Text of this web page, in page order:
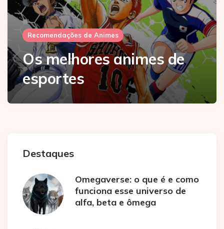
Recomendações de Animes
Os melhores animes de
esportes
Destaques
Omegaverse: o que é e como
funciona esse universo de
alfa, beta e ômega